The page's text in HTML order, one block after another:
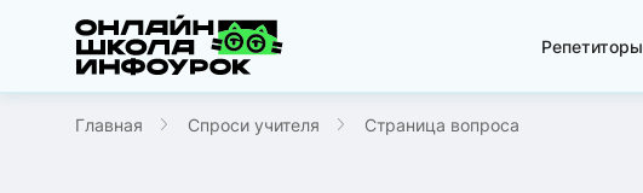
Репетиторы
Главная Спроси учителя Страница вопроса